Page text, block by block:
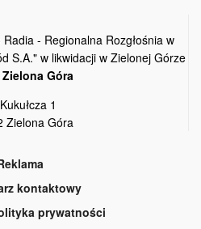
- Regionalna Rozgłośnia w
S.A." w likwidacji w Zielonej Górze
Góra
1
Zielona Góra
kontaktowy
prywatności